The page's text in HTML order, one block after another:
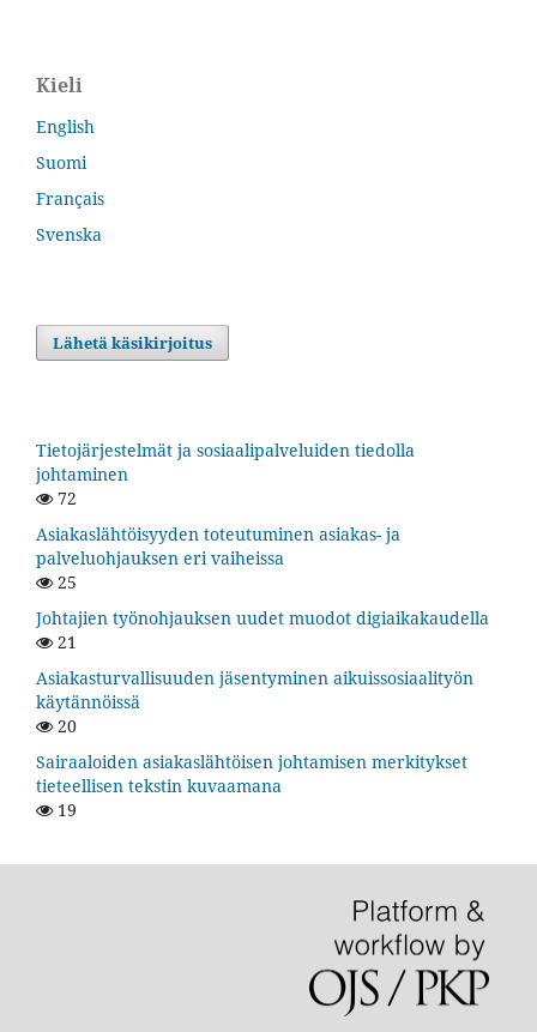
Kieli
English
Suomi
Français
Svenska
Lähetä käsikirjoitus
Tietojärjestelmät ja sosiaalipalveluiden tiedolla
johtaminen
72
Asiakaslähtöisyyden toteutuminen asiakas- ja
palveluohjauksen eri vaiheissa
25
Johtajien työnohjauksen uudet muodot digiaikakaudella
21
Asiakasturvallisuuden jäsentyminen aikuissosiaalityön
käytännöissä
20
Sairaaloiden asiakaslähtöisen johtamisen merkitykset
tieteellisen tekstin kuvaamana
19